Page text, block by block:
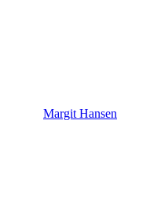
Margit Hansen